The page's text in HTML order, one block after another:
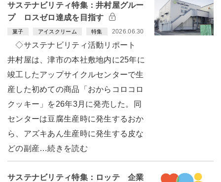
サステナビリティ特集：井村屋グルー
プ ロスゼロ達成を目指す
菓子 アイスクリーム 特集 2026.06.30
◇サステナビリティ活動リポート
井村屋は、津市の本社敷地内に25年に
竣工したアップサイクルセンターで生
産した初めての商品「おからコロコロ
クッキー」を26年3月に発売した。同
センターは豆腐生産時に発生するおか
ら、アズキあん生産時に発生する皮な
どの副産…続きを読む
サステナビリティ特集：ロッテ 企業